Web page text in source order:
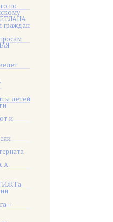
по
граждан
детей
и
ТИЖТа
–